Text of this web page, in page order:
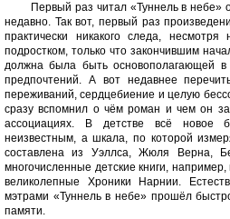
Первый раз читал «Туннель в небе»
недавно. Так вот, первый раз
практически никакого следа,
подростком, только что закончившим
должна была быть основополагающей в
предпочтений. А вот недавнее
переживаний, сердцебиение и целую
сразу вспомнил о чём роман и чем он
ассоциациях. В детстве всё новое
неизвестным, а шкала, по которой
составлена из Уэллса, Жюля Верна,
многочисленные детские книги,
великолепные Хроники Нарнии.
мэтрами «Туннель в небе» прошёл
памяти.